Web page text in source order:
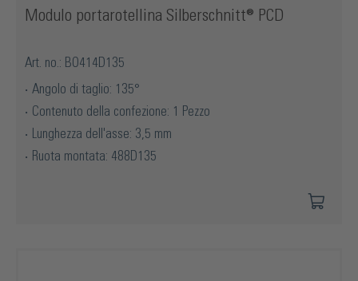
Modulo portarotellina Silberschnitt® PCD
Art. no.: BO414D135
Angolo di taglio: 135°
Contenuto della confezione: 1 Pezzo
Lunghezza dell'asse: 3,5 mm
Ruota montata: 488D135